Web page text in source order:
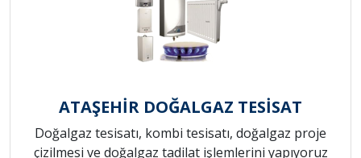
ATAŞEHİR DOĞALGAZ TESİSAT
Doğalgaz tesisatı, kombi tesisatı, doğalgaz proje
çizilmesi ve doğalgaz tadilat işlemlerini yapıyoruz